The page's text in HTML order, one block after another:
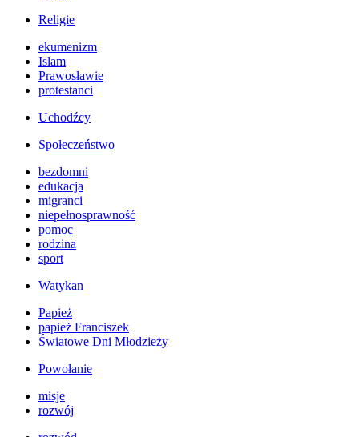
Religie
ekumenizm
Islam
Prawosławie
protestanci
Uchodźcy
Społeczeństwo
bezdomni
edukacja
migranci
niepełnosprawność
pomoc
rodzina
sport
Watykan
Papież
papież Franciszek
Światowe Dni Młodzieży
Powołanie
misje
rozwój